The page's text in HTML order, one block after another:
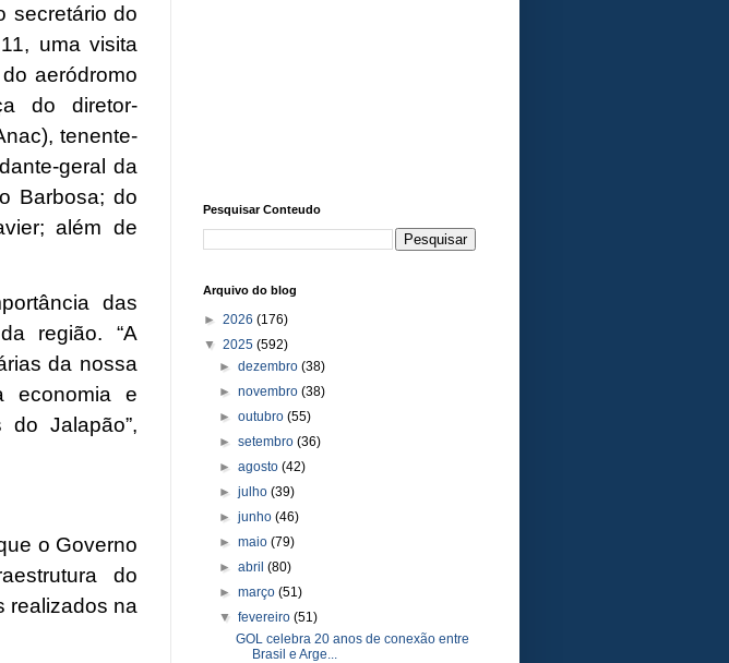
secretário do
uma visita
aeródromo
do diretor-
tenente-
geral da
Barbosa; do
além de
das
região. “A
da nossa
economia e
Jalapão”,
o Governo
do
realizados na
Pesquisar Conteudo
Arquivo do blog
► 2026 (176)
▼ 2025 (592)
►dezembro(38)
►novembro(38)
►outubro(55)
►setembro(36)
►agosto(42)
►julho(39)
►junho(46)
►maio(79)
►abril(80)
►março(51)
▼fevereiro(51)
GOL celebra 20 anos de conexão entre
Brasil e Arge...